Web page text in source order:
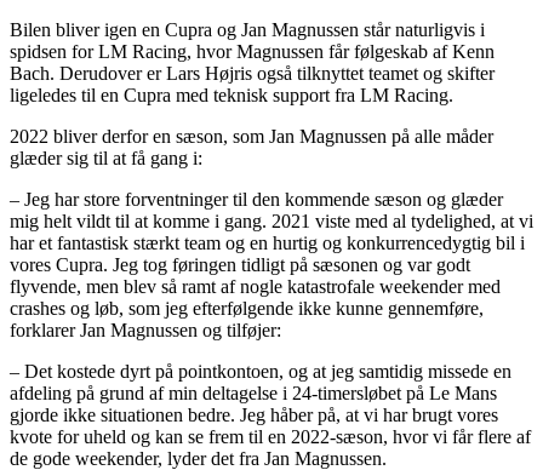
Bilen bliver igen en Cupra og Jan Magnussen står naturligvis i
spidsen for LM Racing, hvor Magnussen får følgeskab af Kenn
Bach. Derudover er Lars Højris også tilknyttet teamet og skifter
ligeledes til en Cupra med teknisk support fra LM Racing.
2022 bliver derfor en sæson, som Jan Magnussen på alle måder
glæder sig til at få gang i:
– Jeg har store forventninger til den kommende sæson og glæder
mig helt vildt til at komme i gang. 2021 viste med al tydelighed, at vi
har et fantastisk stærkt team og en hurtig og konkurrencedygtig bil i
vores Cupra. Jeg tog føringen tidligt på sæsonen og var godt
flyvende, men blev så ramt af nogle katastrofale weekender med
crashes og løb, som jeg efterfølgende ikke kunne gennemføre,
forklarer Jan Magnussen og tilføjer:
– Det kostede dyrt på pointkontoen, og at jeg samtidig missede en
afdeling på grund af min deltagelse i 24-timersløbet på Le Mans
gjorde ikke situationen bedre. Jeg håber på, at vi har brugt vores
kvote for uheld og kan se frem til en 2022-sæson, hvor vi får flere af
de gode weekender, lyder det fra Jan Magnussen.